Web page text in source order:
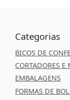
Categorias
BICOS DE
CORTADORES
EMBALAGENS
FORMAS DE